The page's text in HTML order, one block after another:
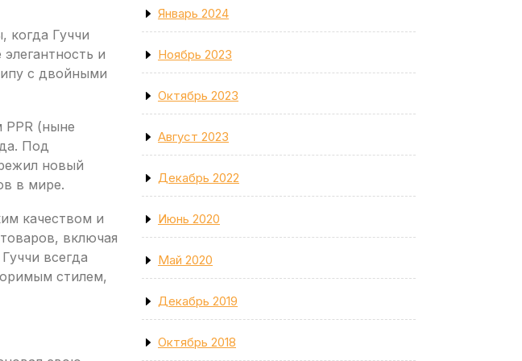
когда Гуччи
и
с двойными
PPR (ныне
Под
новый
в мире.
качеством и
включая
всегда
стилем,
Январь 2024
Ноябрь 2023
Октябрь 2023
Август 2023
Декабрь 2022
Июнь 2020
Май 2020
Декабрь 2019
Октябрь 2018